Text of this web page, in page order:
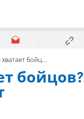
ей не хватает ешиботников!»
бойцов?